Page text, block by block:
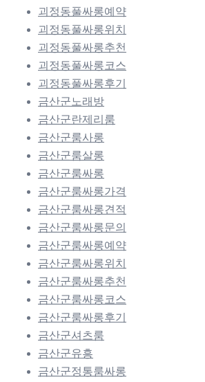
괴정동풀싸롱예약
괴정동풀싸롱위치
괴정동풀싸롱추천
괴정동풀싸롱코스
괴정동풀싸롱후기
금산군노래방
금산군란제리룸
금산군룸사롱
금산군룸살롱
금산군룸싸롱
금산군룸싸롱가격
금산군룸싸롱견적
금산군룸싸롱문의
금산군룸싸롱예약
금산군룸싸롱위치
금산군룸싸롱추천
금산군룸싸롱코스
금산군룸싸롱후기
금산군셔츠룸
금산군유흥
금산군정통룸싸롱